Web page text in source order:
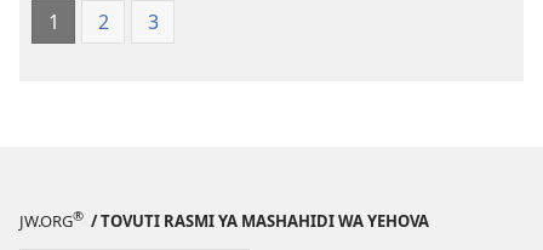
1 2 3
JW.ORG® / TOVUTI RASMI YA MASHAHIDI WA YEHOVA